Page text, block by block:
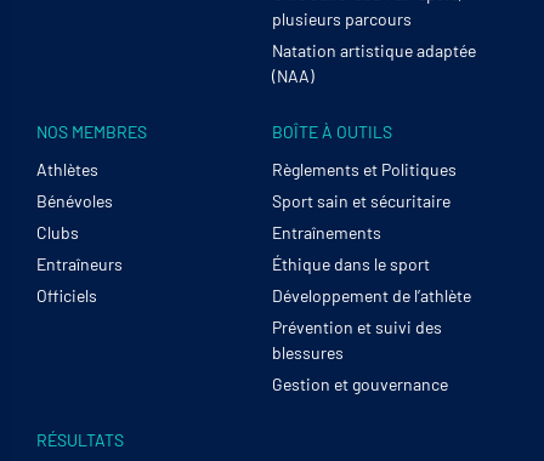
plusieurs parcours
Natation artistique adaptée
(NAA)
NOS MEMBRES
Athlètes
Bénévoles
Clubs
Entraîneurs
Officiels
BOÎTE À OUTILS
Règlements et Politiques
Sport sain et sécuritaire
Entraînements
Éthique dans le sport
Développement de l’athlète
Prévention et suivi des
blessures
Gestion et gouvernance
RÉSULTATS